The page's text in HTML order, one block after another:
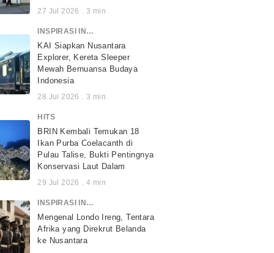
27 Jul 2026 . 3 min
INSPIRASI INDONESIA
KAI Siapkan Nusantara
Explorer, Kereta Sleeper
Mewah Bernuansa Budaya
Indonesia
28 Jul 2026 . 3 min
HITS
BRIN Kembali Temukan 18
Ikan Purba Coelacanth di
Pulau Talise, Bukti Pentingnya
Konservasi Laut Dalam
29 Jul 2026 . 4 min
INSPIRASI INDONESIA
Mengenal Londo Ireng, Tentara
Afrika yang Direkrut Belanda
ke Nusantara